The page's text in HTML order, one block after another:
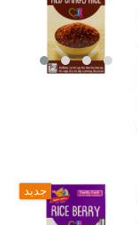
جدید